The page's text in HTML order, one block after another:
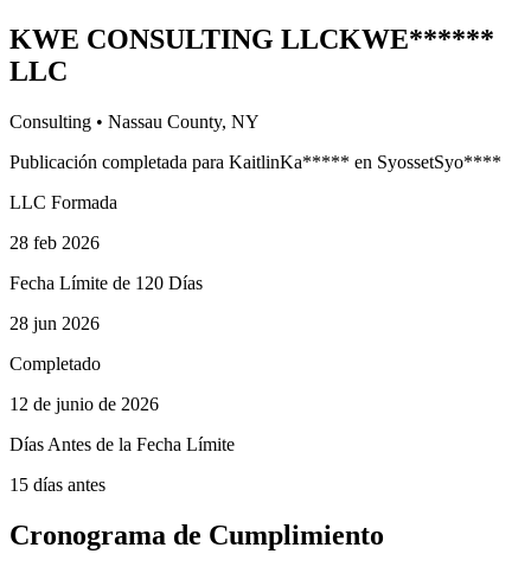
KWE CONSULTING LLCKWE******
LLC
Consulting • Nassau County, NY
Publicación completada para KaitlinKa***** en SyossetSyo****
LLC Formada
28 feb 2026
Fecha Límite de 120 Días
28 jun 2026
Completado
12 de junio de 2026
Días Antes de la Fecha Límite
15 días antes
Cronograma de Cumplimiento